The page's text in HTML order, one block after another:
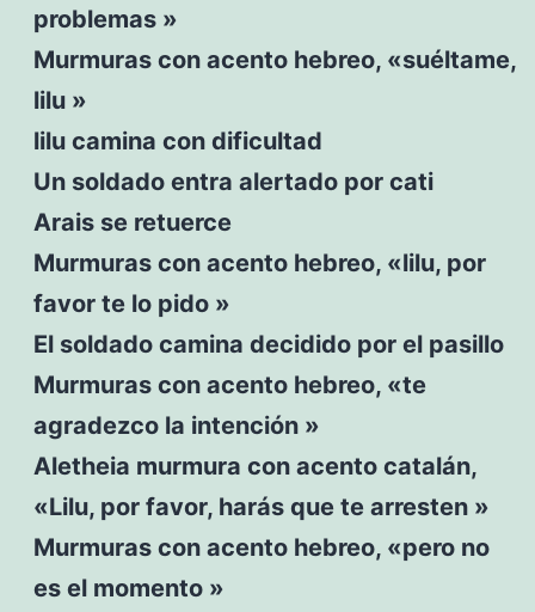
problemas »
Murmuras con acento hebreo, «suéltame,
lilu »
lilu camina con dificultad
Un soldado entra alertado por cati
Arais se retuerce
Murmuras con acento hebreo, «lilu, por
favor te lo pido »
El soldado camina decidido por el pasillo
Murmuras con acento hebreo, «te
agradezco la intención »
Aletheia murmura con acento catalán,
«Lilu, por favor, harás que te arresten »
Murmuras con acento hebreo, «pero no
es el momento »